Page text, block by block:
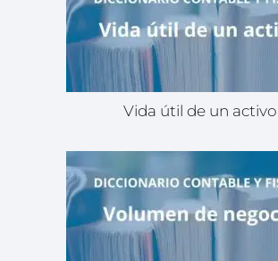
Vida útil de un activo